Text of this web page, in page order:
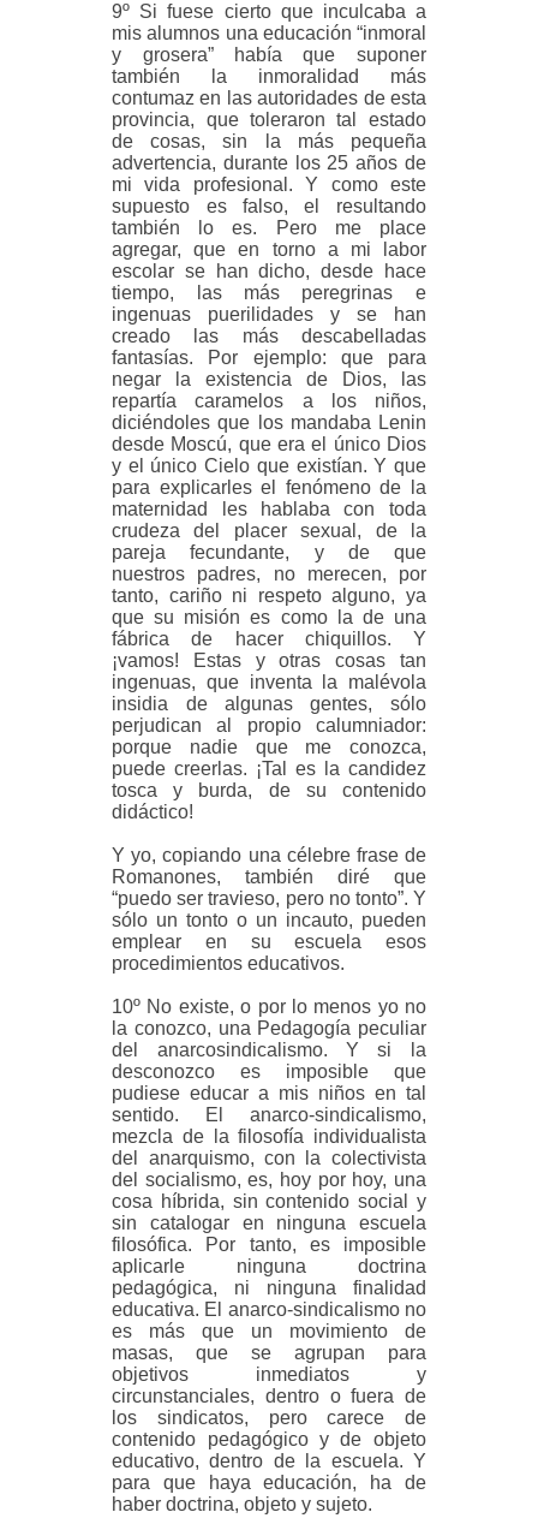
9º Si fuese cierto que inculcaba a
mis alumnos una educación “inmoral
y grosera” había que suponer
también la inmoralidad más
contumaz en las autoridades de esta
provincia, que toleraron tal estado
de cosas, sin la más pequeña
advertencia, durante los 25 años de
mi vida profesional. Y como este
supuesto es falso, el resultando
también lo es. Pero me place
agregar, que en torno a mi labor
escolar se han dicho, desde hace
tiempo, las más peregrinas e
ingenuas puerilidades y se han
creado las más descabelladas
fantasías. Por ejemplo: que para
negar la existencia de Dios, las
repartía caramelos a los niños,
diciéndoles que los mandaba Lenin
desde Moscú, que era el único Dios
y el único Cielo que existían. Y que
para explicarles el fenómeno de la
maternidad les hablaba con toda
crudeza del placer sexual, de la
pareja fecundante, y de que
nuestros padres, no merecen, por
tanto, cariño ni respeto alguno, ya
que su misión es como la de una
fábrica de hacer chiquillos. Y
¡vamos! Estas y otras cosas tan
ingenuas, que inventa la malévola
insidia de algunas gentes, sólo
perjudican al propio calumniador:
porque nadie que me conozca,
puede creerlas. ¡Tal es la candidez
tosca y burda, de su contenido
didáctico!
Y yo, copiando una célebre frase de
Romanones, también diré que
“puedo ser travieso, pero no tonto”. Y
sólo un tonto o un incauto, pueden
emplear en su escuela esos
procedimientos educativos.
10º No existe, o por lo menos yo no
la conozco, una Pedagogía peculiar
del anarcosindicalismo. Y si la
desconozco es imposible que
pudiese educar a mis niños en tal
sentido. El anarco-sindicalismo,
mezcla de la filosofía individualista
del anarquismo, con la colectivista
del socialismo, es, hoy por hoy, una
cosa híbrida, sin contenido social y
sin catalogar en ninguna escuela
filosófica. Por tanto, es imposible
aplicarle ninguna doctrina
pedagógica, ni ninguna finalidad
educativa. El anarco-sindicalismo no
es más que un movimiento de
masas, que se agrupan para
objetivos inmediatos y
circunstanciales, dentro o fuera de
los sindicatos, pero carece de
contenido pedagógico y de objeto
educativo, dentro de la escuela. Y
para que haya educación, ha de
haber doctrina, objeto y sujeto.